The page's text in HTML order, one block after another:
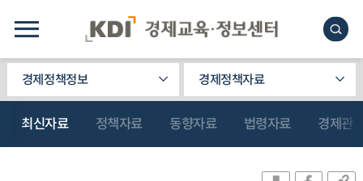
경제정책정보 경제정책자료
최신자료 정책자료 동향자료 법령자료 경제관